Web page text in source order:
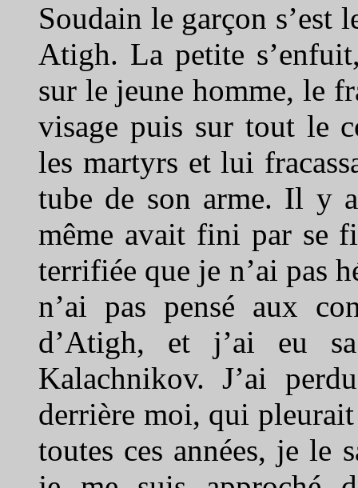
Soudain le garçon s’est
Atigh. La petite
sur le jeune homme, le
visage puis sur tout le
les martyrs et lui
tube de son arme. Il y
même avait fini par se
terrifiée que je n’ai pas
n’ai pas pensé aux
d’Atigh, et j’ai eu
Kalachnikov. J’ai
derrière moi, qui
toutes ces années, je le